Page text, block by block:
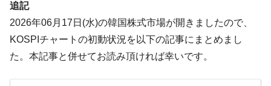
する差別。許してはおかぬ
『Money1』
韓国ボンクラ政策室長･金容範、株価暴落に
他人事のような発言。
『Money1』
韓国半導体『SKハイニックス』2026年2Qの
追記
2026年06月17日(水)の韓国株式市場が開きましたので、
KOSPIチャートの初動状況を以下の記事にまとめまし
た。本記事と併せてお読み頂ければ幸いです。